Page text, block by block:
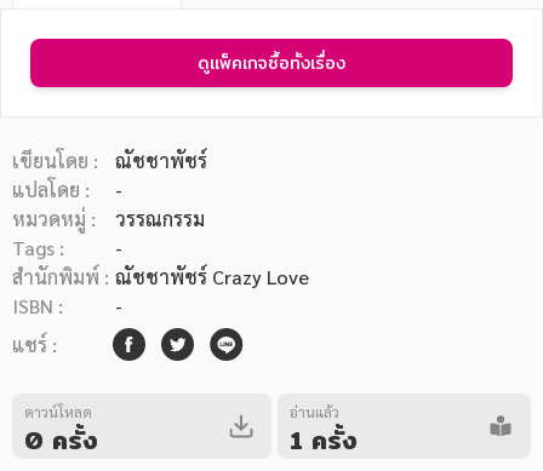
หมวดหมู่หนังสือ
หมวดหมู่ยอดนิยม
หนังสือออกใหม่ หนังสือยอดนิยม หนังสือเช่า
ดูแพ็คเกจซื้อทั้งเรื่อง
เขียนโดย :
ณัชชาพัชร์
แปลโดย :
-
หมวดหมู่ :
วรรณกรรม
Tags :
-
สำนักพิมพ์ : ณัชชาพัชร์ Crazy Love
ISBN :
-
แชร์ :
ดาวน์โหลด
0 ครั้ง
อ่านแล้ว
1 ครั้ง